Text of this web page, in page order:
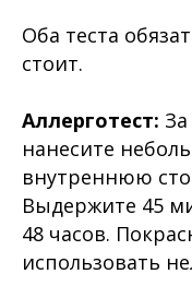
Оба теста
стоит.
Аллерготест:
нанесите
внутреннюю
Выдержите 45
48 часов.
использовать